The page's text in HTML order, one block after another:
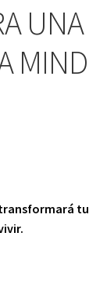
UNA
MIND
tu